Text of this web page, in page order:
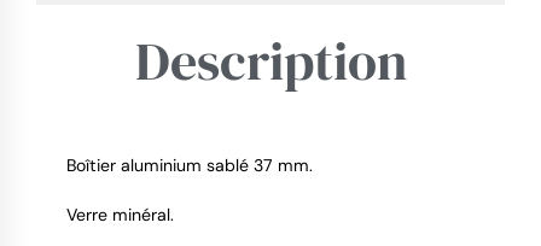
Description
Boîtier aluminium sablé 37 mm.
Verre minéral.